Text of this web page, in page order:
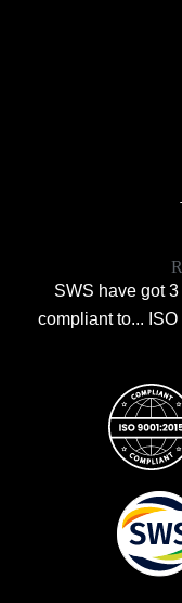
SWS have got
compliant to...